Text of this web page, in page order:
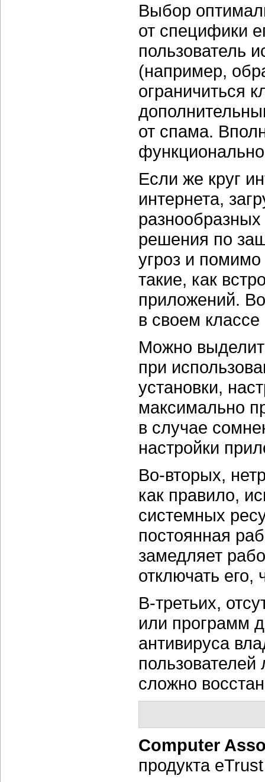
Выбор
от специфики
пользователь
(например,
ограничиться
от спама.
Если же круг
интернета,
решения по
угроз и
такие, как
приложений.
в своем
Можно
при
установки,
максимально
в случае
настройки
Во-вторых,
как правило,
системных
постоянная
замедляет
отключать
В-третьих,
или программ
антивируса
сложно
Computer
продукта